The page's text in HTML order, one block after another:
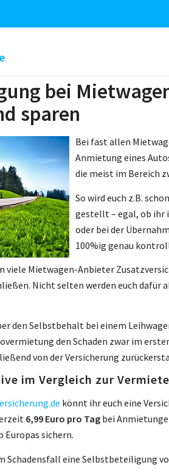
bei
sparen
Bei fast allen
Anmietung eines
die meist im Bereich
So wird euch z.B.
gestellt – egal, ob ihr
oder bei der
100%ig genau
viele Mietwagen-Anbieter
Nicht selten werden euch dafür
den Selbstbehalt bei einem
den Schaden zwar im
von der Versicherung
im Vergleich zur
könnt ihr euch eine
6,99 Euro pro Tag bei
sichern.
Schadensfall eine Selbstbeteiligung